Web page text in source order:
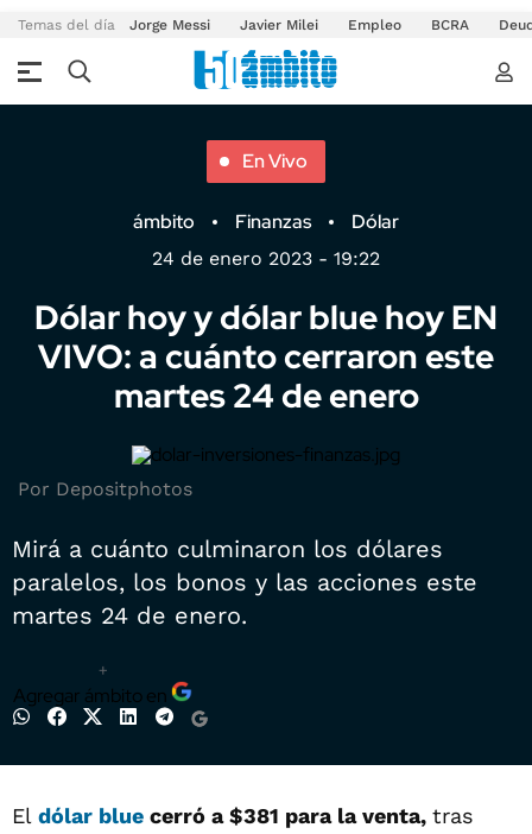
Temas del día Jorge Messi Javier Milei Empleo BCRA
En Vivo
ámbito Finanzas Dólar
24 de enero 2023 - 19:22
Dólar hoy y dólar blue hoy EN
VIVO: a cuánto cerraron este
martes 24 de enero
Por Depositphotos
Mirá a cuánto culminaron los dólares
paralelos, los bonos y las acciones este
martes 24 de enero.
+
Agregar ámbito en
El dólar blue cerró a $381 para la venta, tras